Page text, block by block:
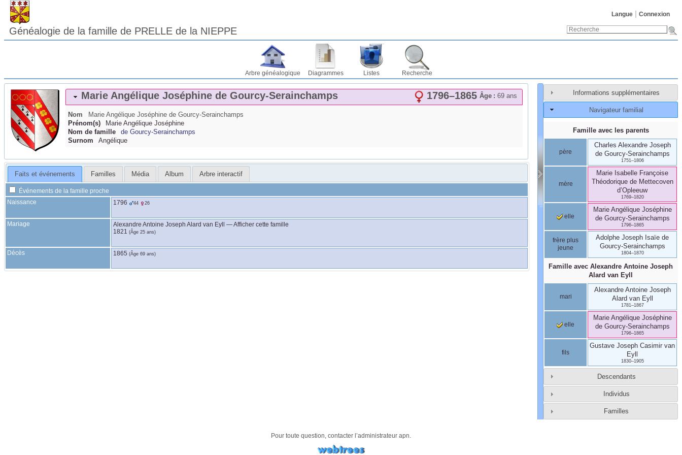
Langue Connexion
Généalogie de la famille de PRELLE de la NIEPPE
Arbre généalogique Diagrammes Listes Recherche
Marie Angélique Joséphine de Gourcy-Serainchamps Âge : 69 ans
1796–1865
Nom Marie Angélique Joséphine de Gourcy-Serainchamps
Prénom(s)
Marie Angélique Joséphine
Nom de famille
de Gourcy-Serainchamps
Surnom
Angélique
Faits et événements Familles Média Album Arbre interactif
Événements de la famille proche
Naissance
1796 44 26
Mariage Alexandre Antoine Joseph Alard van Eyll —Afficher cette famille
1821 (Âge 25 ans)
Décès 1865 (Âge 69 ans)
Informations supplémentaires
Navigateur familial
Famille avec les parents
père
Charles Alexandre Joseph
de Gourcy-Serainchamps
1751–1806
mère
Marie Isabelle Françoise
Théodorique de Mettecoven
d’Opleeuw
1769–1820
elle
Marie Angélique Joséphine
de Gourcy-Serainchamps
1796–1865
frère plus
jeune
Adolphe Joseph Isaïe de
Gourcy-Serainchamps
1804–1870
Famille avec Alexandre Antoine Joseph
Alard van Eyll
mari
Alexandre Antoine Joseph
Alard van Eyll
1781–1867
elle
Marie Angélique Joséphine
de Gourcy-Serainchamps
1796–1865
fils
Gustave Joseph Casimir van
Eyll
1830–1905
Descendants
Individus
Familles
Pour toute question, contacter l’administrateur apn.